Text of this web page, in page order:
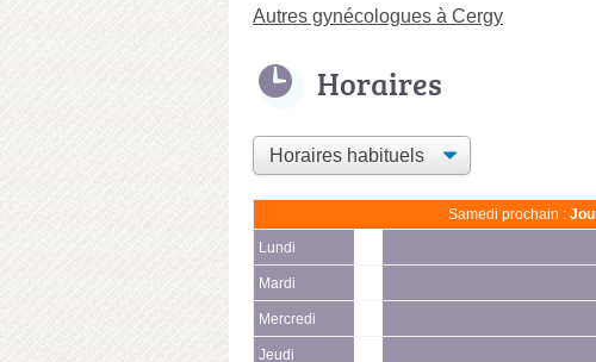
Autres gynécologues à Cergy
Horaires
Samedi prochain :
Lundi
Mardi
Mercredi
Jeudi